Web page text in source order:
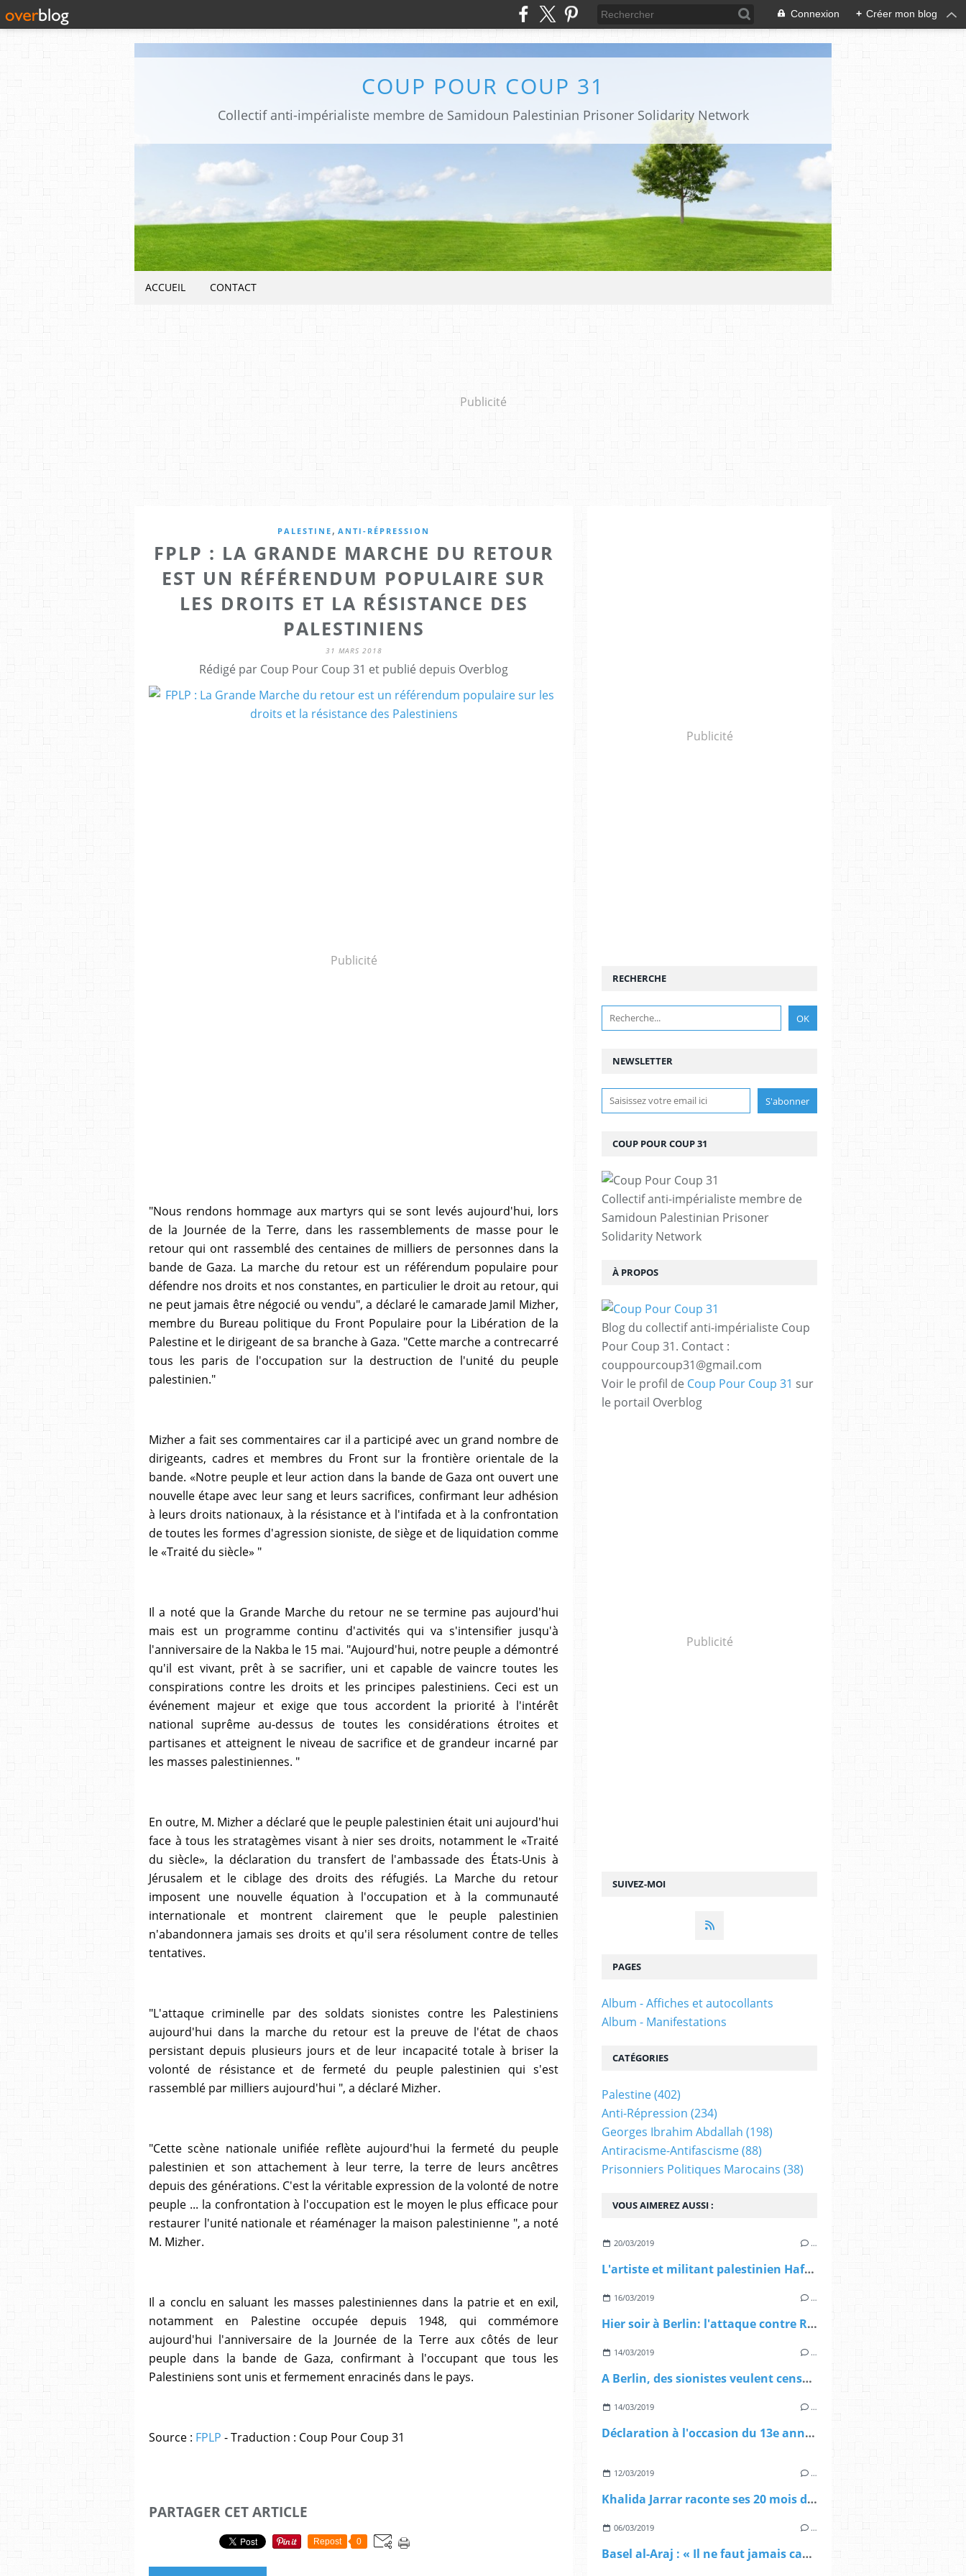
Connexion + Créer mon blog
COUP POUR COUP 31
Collectif anti-impérialiste membre de Samidoun Palestinian Prisoner Solidarity Network
ACCUEIL CONTACT
Publicité
PALESTINE , ANTI-RÉPRESSION
FPLP : LA GRANDE MARCHE DU RETOUR
EST UN RÉFÉRENDUM POPULAIRE SUR
LES DROITS ET LA RÉSISTANCE DES
PALESTINIENS
31 MARS 2018
Rédigé par Coup Pour Coup 31 et publié depuis Overblog
Publicité
"Nous rendons hommage aux martyrs qui se sont levés aujourd'hui, lors
de la Journée de la Terre, dans les rassemblements de masse pour le
retour qui ont rassemblé des centaines de milliers de personnes dans la
bande de Gaza. La marche du retour est un référendum populaire pour
défendre nos droits et nos constantes, en particulier le droit au retour, qui
ne peut jamais être négocié ou vendu", a déclaré le camarade Jamil Mizher,
membre du Bureau politique du Front Populaire pour la Libération de la
Palestine et le dirigeant de sa branche à Gaza. "Cette marche a contrecarré
tous les paris de l'occupation sur la destruction de l'unité du peuple
palestinien."
Mizher a fait ses commentaires car il a participé avec un grand nombre de
dirigeants, cadres et membres du Front sur la frontière orientale de la
bande. «Notre peuple et leur action dans la bande de Gaza ont ouvert une
nouvelle étape avec leur sang et leurs sacrifices, confirmant leur adhésion
à leurs droits nationaux, à la résistance et à l'intifada et à la confrontation
de toutes les formes d'agression sioniste, de siège et de liquidation comme
le «Traité du siècle» "
Il a noté que la Grande Marche du retour ne se termine pas aujourd'hui
mais est un programme continu d'activités qui va s'intensifier jusqu'à
l'anniversaire de la Nakba le 15 mai. "Aujourd'hui, notre peuple a démontré
qu'il est vivant, prêt à se sacrifier, uni et capable de vaincre toutes les
conspirations contre les droits et les principes palestiniens. Ceci est un
événement majeur et exige que tous accordent la priorité à l'intérêt
national suprême au-dessus de toutes les considérations étroites et
partisanes et atteignent le niveau de sacrifice et de grandeur incarné par
les masses palestiniennes. "
En outre, M. Mizher a déclaré que le peuple palestinien était uni aujourd'hui
face à tous les stratagèmes visant à nier ses droits, notamment le «Traité
du siècle», la déclaration du transfert de l'ambassade des États-Unis à
Jérusalem et le ciblage des droits des réfugiés. La Marche du retour
imposent une nouvelle équation à l'occupation et à la communauté
internationale et montrent clairement que le peuple palestinien
n'abandonnera jamais ses droits et qu'il sera résolument contre de telles
tentatives.
"L'attaque criminelle par des soldats sionistes contre les Palestiniens
aujourd'hui dans la marche du retour est la preuve de l'état de chaos
persistant depuis plusieurs jours et de leur incapacité totale à briser la
volonté de résistance et de fermeté du peuple palestinien qui s'est
rassemblé par milliers aujourd'hui ", a déclaré Mizher.
"Cette scène nationale unifiée reflète aujourd'hui la fermeté du peuple
palestinien et son attachement à leur terre, la terre de leurs ancêtres
depuis des générations. C'est la véritable expression de la volonté de notre
peuple ... la confrontation à l'occupation est le moyen le plus efficace pour
restaurer l'unité nationale et réaménager la maison palestinienne ", a noté
M. Mizher.
Il a conclu en saluant les masses palestiniennes dans la patrie et en exil,
notamment en Palestine occupée depuis 1948, qui commémore
aujourd'hui l'anniversaire de la Journée de la Terre aux côtés de leur
peuple dans la bande de Gaza, confirmant à l'occupant que tous les
Palestiniens sont unis et fermement enracinés dans le pays.
Source : FPLP - Traduction : Coup Pour Coup 31
PARTAGER CET ARTICLE
Repost 0
Publicité
NEWSLETTER
SUIVEZ-MOI
RECHERCHE
COUP POUR COUP 31
Collectif anti-impérialiste membre de
Samidoun Palestinian Prisoner
Solidarity Network
À PROPOS
Blog du collectif anti-impérialiste Coup
Pour Coup 31. Contact :
couppourcoup31@gmail.com
Voir le profil de Coup Pour Coup 31 sur
le portail Overblog
Publicité
VOUS AIMEREZ AUSSI :
20/03/2019 …
L'artiste et militant palestinien Hafez Omar toujours en détention
16/03/2019 …
Hier soir à Berlin: l'attaque contre Rasmea Odeh est une attaque contre la Palestine !
14/03/2019 …
A Berlin, des sionistes veulent censurer la voix des Résistantes palestiniennes !
14/03/2019 …
Déclaration à l'occasion du 13e anniversaire de l'attaque de la prison de Jéricho et de l'enlèvement d'Ahmad Sa'adat et de ses camarades
12/03/2019 …
Khalida Jarrar raconte ses 20 mois de détention administrative.
06/03/2019 …
Basel al-Araj : « Il ne faut jamais capituler face à l’Occupation »
PAGES
Album - Affiches et autocollants
Album - Manifestations
CATÉGORIES
Palestine(402)
Anti-Répression (234)
Georges Ibrahim Abdallah (198)
Antiracisme-Antifascisme(88)
Prisonniers Politiques Marocains (38)